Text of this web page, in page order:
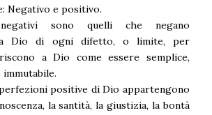
Negativo e positivo.
sono quelli che negano
a Dio di ogni difetto, o limite, per
a Dio come essere semplice,
positive di Dio appartengono
la santità, la giustizia, la bontà